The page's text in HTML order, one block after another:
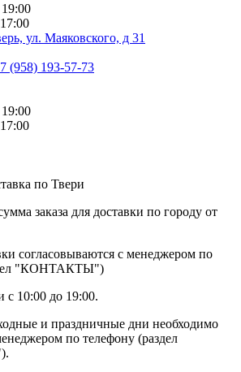
ул. Маяковского, д 31
(958) 193-57-73
по Твери
заказа для доставки по городу от
согласовываются с менеджером по
"КОНТАКТЫ")
с 10:00 до 19:00.
и праздничные дни необходимо
по телефону (раздел